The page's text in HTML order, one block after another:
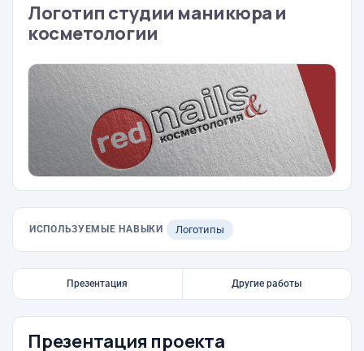
Логотип студии маникюра и
косметологии
ИСПОЛЬЗУЕМЫЕ НАВЫКИ Логотипы
Презентация Другие работы
Презентация проекта